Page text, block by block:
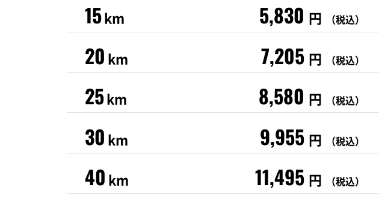
15km 5,830 円 （税込）
20 km 7,205 円 （税込）
25km 8,580 円 （税込）
30 km 9,955 円 （税込）
40 km 11,495 円 （税込）